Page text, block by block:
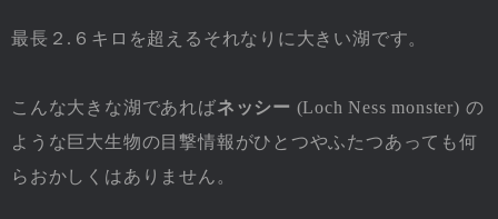
最長２.６キロを超えるそれなりに大きい湖です。
こんな大きな湖であればネッシー (Loch Ness monster) の
ような巨大生物の目撃情報がひとつやふたつあっても何
らおかしくはありません。